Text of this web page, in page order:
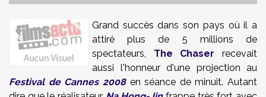
Grand succès dans son pays où il a
attiré plus de 5 millions de
spectateurs, The Chaser recevait
aussi l'honneur d'une projection au
Festival de Cannes 2008en séance de minuit. Autant